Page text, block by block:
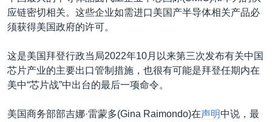
应链密切相关。这些企业如需进口美国产半导体相关产品必
须获得美国政府的许可。
这是美国拜登行政当局2022年10月以来第三次发布有关中国
芯片产业的主要出口管制措施，也很有可能是拜登任期内在
美中“芯片战”中出台的最后一项命令。
美国商务部部吉娜·雷蒙多(Gina Raimondo)在声明中说，最